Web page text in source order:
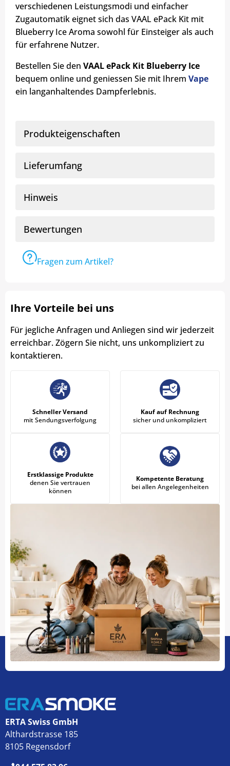
verschiedenen Leistungsmodi und einfacher
Zugautomatik eignet sich das VAAL ePack Kit mit
Blueberry Ice Aroma sowohl für Einsteiger als auch
für erfahrene Nutzer.
Bestellen Sie den VAAL ePack Kit Blueberry Ice
bequem online und geniessen Sie mit Ihrem Vape
ein langanhaltendes Dampferlebnis.
Produkteigenschaften
Lieferumfang
Hinweis
Bewertungen
Fragen zum Artikel?
Ihre Vorteile bei uns
Für jegliche Anfragen und Anliegen sind wir jederzeit
erreichbar. Zögern Sie nicht, uns unkompliziert zu
kontaktieren.
Schneller Versand
mit Sendungsverfolgung
Kauf auf Rechnung
sicher und unkompliziert
Erstklassige Produkte
denen Sie vertrauen
können
Kompetente Beratung
bei allen Angelegenheiten
ERTA Swiss GmbH
Althardstrasse 185
8105 Regensdorf